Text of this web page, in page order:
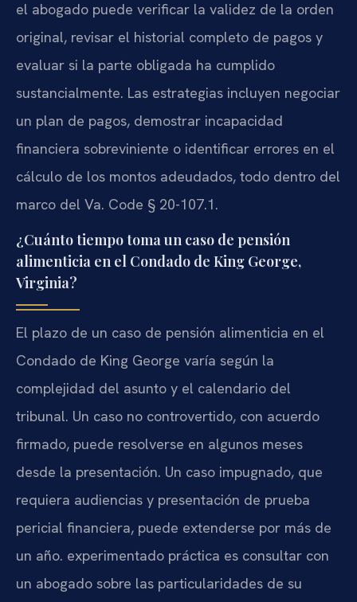
el abogado puede verificar la validez de la orden
original, revisar el historial completo de pagos y
evaluar si la parte obligada ha cumplido
sustancialmente. Las estrategias incluyen negociar
un plan de pagos, demostrar incapacidad
financiera sobreviniente o identificar errores en el
cálculo de los montos adeudados, todo dentro del
marco del Va. Code § 20-107.1.
¿Cuánto tiempo toma un caso de pensión
alimenticia en el Condado de King George,
Virginia?
El plazo de un caso de pensión alimenticia en el
Condado de King George varía según la
complejidad del asunto y el calendario del
tribunal. Un caso no controvertido, con acuerdo
firmado, puede resolverse en algunos meses
desde la presentación. Un caso impugnado, que
requiera audiencias y presentación de prueba
pericial financiera, puede extenderse por más de
un año. experimentado práctica es consultar con
un abogado sobre las particularidades de su